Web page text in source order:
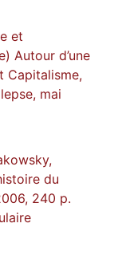
et
Autour d’une
Capitalisme,
mai
du
240 p.